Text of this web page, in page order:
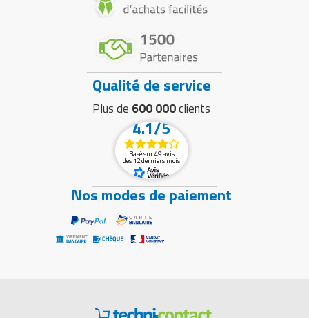
Qualité de service
Plus de 600 000clients
4.1/5
Basé sur 49 avis
des 12 derniers mois
Nos modes de paiement